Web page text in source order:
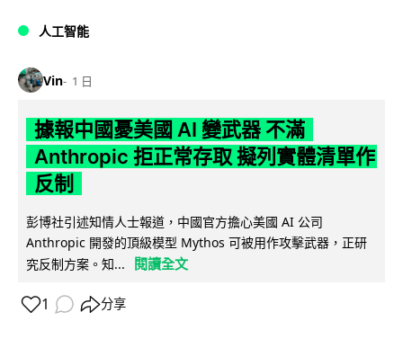
人工智能
Vin 1 日
據報中國憂美國 AI 變武器 不滿
Anthropic 拒正常存取 擬列實體清單作
反制
彭博社引述知情人士報道，中國官方擔心美國 AI 公司
Anthropic 開發的頂級模型 Mythos 可被用作攻擊武器，正研
究反制方案。知...
閱讀全文
1 分享